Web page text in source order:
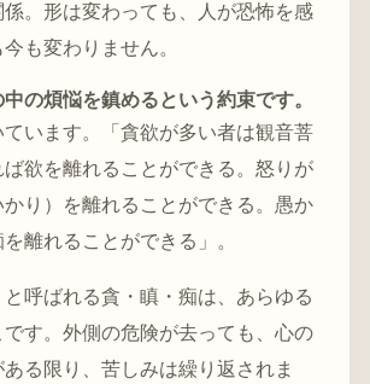
。形は変わっても、人が恐怖を感
も変わりません。
の煩悩を鎮めるという約束です。
います。「貪欲が多い者は観音菩
欲を離れることができる。怒りが
り）を離れることができる。愚か
離れることができる」。
呼ばれる貪・瞋・痴は、あらゆる
す。外側の危険が去っても、心の
る限り、苦しみは繰り返されま